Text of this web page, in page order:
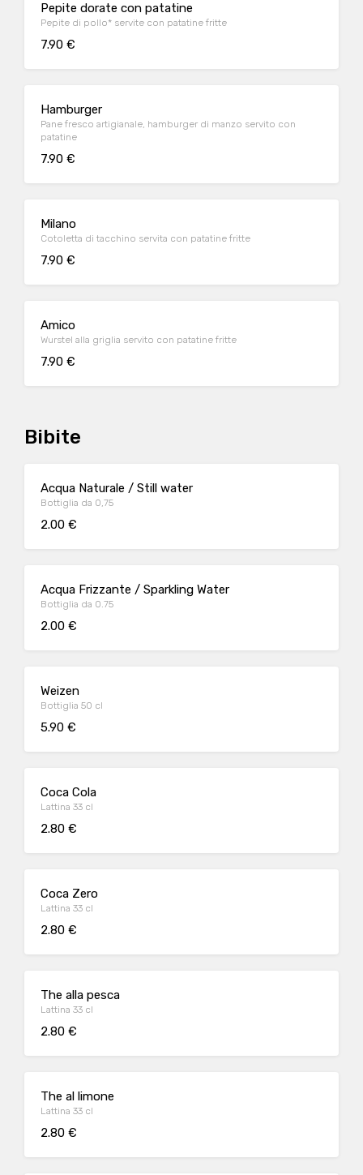
Pepite dorate con patatine
Pepite di pollo* servite con patatine fritte
7.90 €
Hamburger
Pane fresco artigianale, hamburger di manzo servito con
patatine
7.90 €
Milano
Cotoletta di tacchino servita con patatine fritte
7.90 €
Amico
Wurstel alla griglia servito con patatine fritte
7.90 €
Bibite
Acqua Naturale / Still water
Bottiglia da 0,75
2.00 €
Acqua Frizzante / Sparkling Water
Bottiglia da 0.75
2.00 €
Weizen
Bottiglia 50 cl
5.90 €
Coca Cola
Lattina 33 cl
2.80 €
Coca Zero
Lattina 33 cl
2.80 €
The alla pesca
Lattina 33 cl
2.80 €
The al limone
Lattina 33 cl
2.80 €